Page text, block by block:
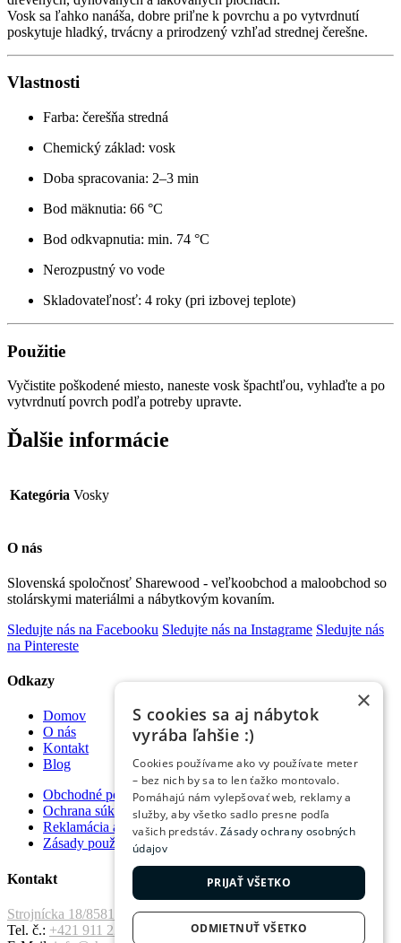
Vosk sa ľahko nanáša, dobre priľne k povrchu a po vytvrdnutí
poskytuje hladký, trvácny a prirodzený vzhľad strednej čerešne.
Vlastnosti
Farba: čerešňa stredná
Chemický základ: vosk
Doba spracovania: 2–3 min
Bod mäknutia: 66 °C
Bod odkvapnutia: min. 74 °C
Nerozpustný vo vode
Skladovateľnosť: 4 roky (pri izbovej teplote)
Použitie
Vyčistite poškodené miesto, naneste vosk špachtľou, vyhlaďte a po
vytvrdnutí povrch podľa potreby upravte.
Ďalšie informácie
Kategória Vosky
O nás
Slovenská spoločnosť Sharewood - veľkoobchod a maloobchod so
stolárskymi materiálmi a nábytkovým kovaním.
Sledujte nás na Facebooku Sledujte nás na Instagrame Sledujte nás
na Pintereste
Odkazy
Domov
O nás
Kontakt
Blog
Obchodné podmienky
Ochrana súkromia
Reklamácia a vrátenie tovaru
Zásady používania súborov cookie
Kontakt
Strojnícka 18/8581 Prešov, 080 01
Tel. č.: +421 911 221 411
×
S cookies sa aj nábytok
vyrába ľahšie :)
Cookies používame ako vy používate meter
– bez nich by sa to len ťažko montovalo.
Pomáhajú nám vylepšovať web, reklamy a
služby, aby všetko sadlo presne podľa
vašich predstáv.Zásady ochrany osobných
údajov
PRIJAŤ VŠETKO
ODMIETNUŤ VŠETKO